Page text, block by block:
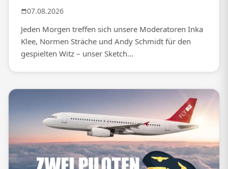
07.08.2026
Jeden Morgen treffen sich unsere Moderatoren Inka
Klee, Normen Sträche und Andy Schmidt für den
gespielten Witz – unser Sketch...